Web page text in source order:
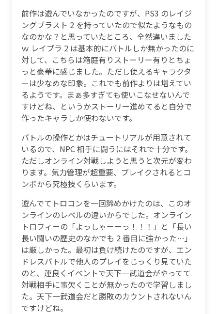
前作は遊んでいなかったのですが、PS3 のレイジ
ングブラスト 2 を持っていたので似たようなもの
なのかな？と思っていたところ、全然違いました
ｗ レイブラ 2 は基本的にバトルしか無かったのに
対して、こちらは箱庭有りストーリー有りとちょ
っと豪華に感じました。ただし使えるキャラクタ
ーは少なめな印象。これでも前作よりは増えてい
るようです。まぁ多すぎても使いこなせないんで
すけどね、というかストーリー進めてると自分で
作ったキャラしか使わないです。
バトルの操作とかはチュートリアルが用意されて
いるので、NPC 相手に闘うにはそれで十分です。
ただしオンライン対戦しようと思うと次元が変わ
ります。気力管理が超重要、ブレイクされるとコ
ンボから究極技くらいます。
遊んでてトロコンを一回諦めかけたのは、このオ
ンラインのレベルの違いからでした。オンライン
トロフィーの「よっしゃーーっ！！！」と「長い
長い闘いの歴史のなかでも 2 番目に強かった…」
は厳しかった。最初は負け続けたのですが、エン
ドレスバトルで他人のプレイをじっくり見ていた
のと、運良くイベントで天下一武道会がやってて
対戦相手に事欠くことが無かったので学習しまし
た。天下一武道会だと勝敗のカウントされないん
ですけどね。